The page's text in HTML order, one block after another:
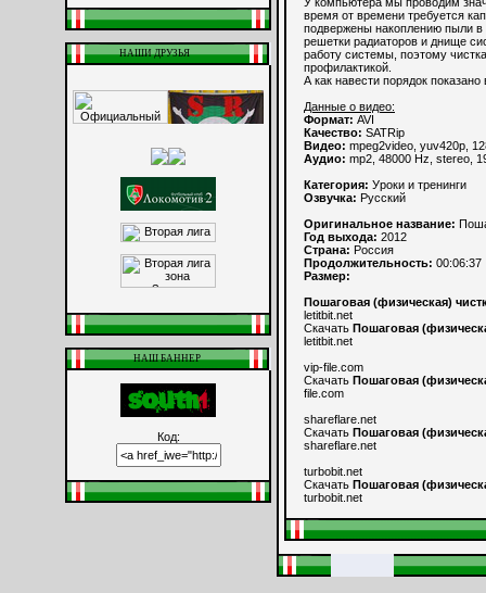
НАШИ ДРУЗЬЯ
НАШ БАННЕР
Код:
время от времени требуется
подвержены накоплению пыли в
решетки радиаторов и днище
работу системы, поэтому
профилактикой.
А как навести порядок
Данные о видео:
Формат: AVI
Качество: SATRip
Видео: mpeg2video, yuv420p,
Аудио: mp2, 48000 Hz, stereo,
Категория: Уроки и тренинги
Озвучка: Русский
Оригинальное название:
Год выхода: 2012
Страна: Россия
Продолжительность: 00:06:37
Размер:
Пошаговая (физическая)
letitbit.net
Скачать Пошаговая
letitbit.net
vip-file.com
Скачать Пошаговая
file.com
shareflare.net
Скачать Пошаговая
shareflare.net
turbobit.net
Скачать Пошаговая
turbobit.net